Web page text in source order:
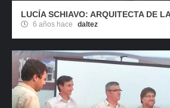
LUCÍA SCHIAVO: ARQUITECTA DE
6 años hace daltez